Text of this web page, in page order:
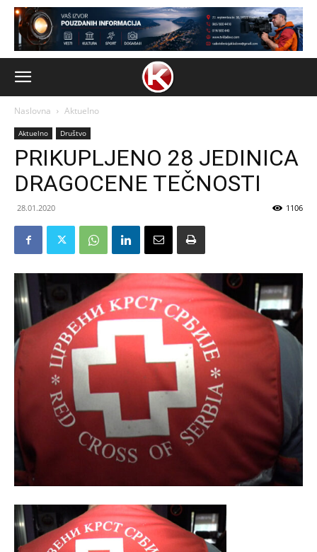
Naslovna Aktuelno
Aktuelno Društvo
PRIKUPLJENO 28 JEDINICA
DRAGOCENE TEČNOSTI
28.01.2020 1106